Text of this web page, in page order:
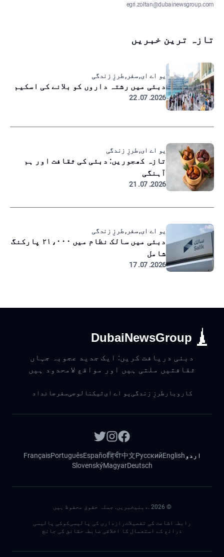
egri.zoltan@dubainewsgroup.com
تازہ ترین خبریں
یو اے ای, سفر, طرزِ زندگی
دبئی میں رشتہ داروں کو بلانے کی اسکیم
2026. 07. 22
یو اے ای, طرزِ زندگی
تازہ کھجوریں: دبئی کی ثقافت اور ہم
آہنگی
2026. 07. 21
یو اے ای, سفر, طرزِ زندگی
دبئی میں سالک نظام میں ۲۱،۰۰۰ پارکنگ
شامل
2026. 07. 17
DubaiNewsGroup
دبئی دریافت کریں: ایک جدید عجوبہ جہاں
ثقافتیں ملتی ہیں اور مواقع لامحدود ہیں
کاروبار طرزِ زندگی یو اے ایٹیکنالوجیسفر جائداد
اردو English
Русский
中文
हिंदी
Español
Português
Français
Deutsch
Magyar
Slovenský
©
2026 .دبئیخبریں. جملہ حقوق محفوظ ہیں
رابطہ اشاعت کی تفصیلاترازداری کی پالیسیکوکی پالیسی
ذرائع کے استعمال کا اخلاقی ضابطہ حقائق کی جانچ